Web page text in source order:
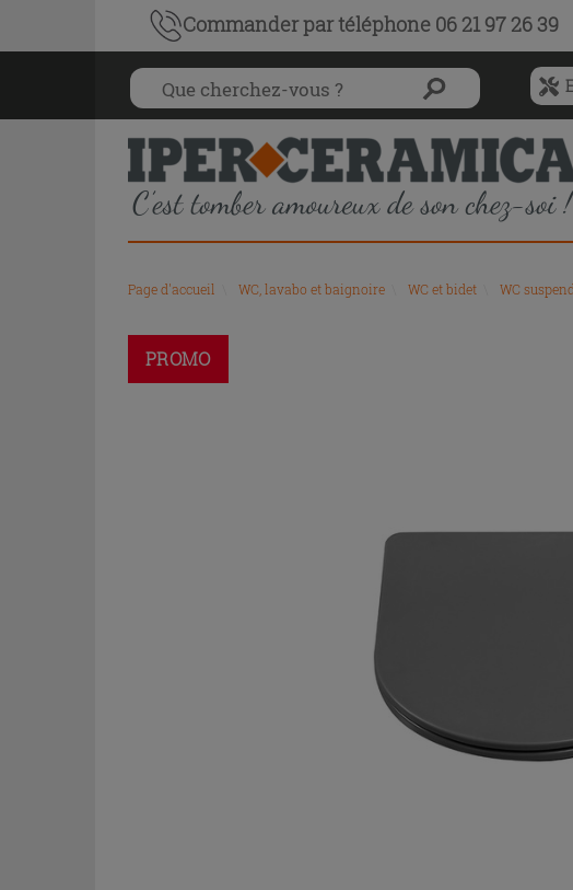
Commander par téléphone 06 21 97 26 39
Menu
de
des
du
Page d'accueil WC, lavabo et baignoire WC et bidet WC
PROMO